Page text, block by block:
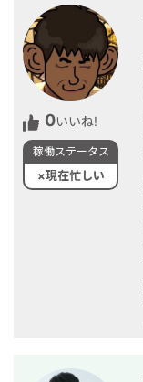
0いいね!
稼働ステータス
×現在忙しい